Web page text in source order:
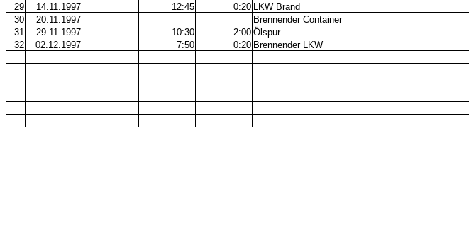
29
14.11.1997 12:45 0:20 LKW Brand
30
20.11.1997
Brennender Container
31
29.11.1997 10:30 2:00 Ölspur
32
02.12.1997 7:50 0:20 Brennender LKW